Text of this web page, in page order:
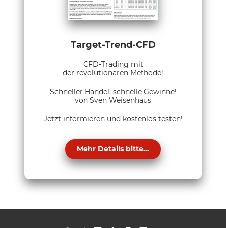
Target-Trend-CFD
CFD-Trading mit
der revolutionären Methode!
Schneller Handel, schnelle Gewinne!
von Sven Weisenhaus
Jetzt informieren und kostenlos testen!
Mehr Details bitte...